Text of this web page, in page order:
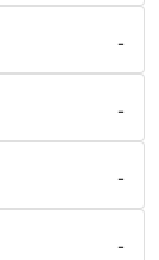
-
-
-
-